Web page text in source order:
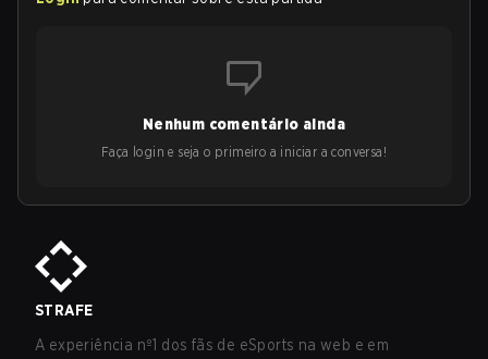
Nenhum comentário ainda
Faça login e seja o primeiro a iniciar a conversa!
STRAFE
A experiência nº1 dos fãs de eSports na web e em